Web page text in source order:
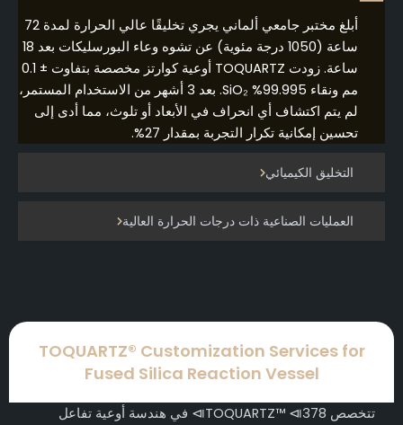
التخليق الكيميائي
العمليات الصناعية ذات درجات الحرارة العالية
أبلغ مختبر جامعي ألماني يجري تخليقًا عالي الحرارة لمدة 72
ساعة (1050 درجة مئوية) عن تشوه وعاء البورسليكات بعد 18
ساعة. زودت TOQUARTZ أوعية كوارتز مخصصة بتفاوت ± 0.1
مم ونقاء 99.995% SiO₂. بعد 3 أشهر من الاستخدام المستمر،
لم يتم اكتشاف أي انحراف في الأبعاد أو تلوث، مما أدى إلى
تحسين إمكانية تكرار التجربة بمقدار 27%.
TOQUARTZ® Customization Services for
Fused Silica Reaction Vessel
تتخصص TOQUARTZ™ ⧏378⧐ في هندسة أوعية تفاعل